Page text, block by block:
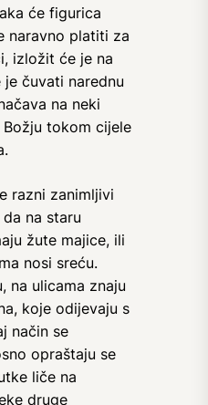
će figurica
naravno platiti za
izložit će je na
čuvati narednu
na neki
tokom cijele
razni zanimljivi
na staru
žute majice, ili
nosi sreću.
na ulicama znaju
koje odijevaju s
način se
opraštaju se
liče na
druge